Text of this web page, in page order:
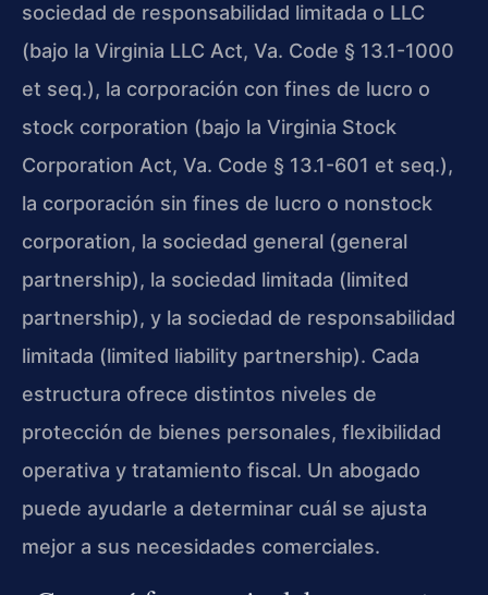
sociedad de responsabilidad limitada o LLC
(bajo la Virginia LLC Act, Va. Code § 13.1-1000
et seq.), la corporación con fines de lucro o
stock corporation (bajo la Virginia Stock
Corporation Act, Va. Code § 13.1-601 et seq.),
la corporación sin fines de lucro o nonstock
corporation, la sociedad general (general
partnership), la sociedad limitada (limited
partnership), y la sociedad de responsabilidad
limitada (limited liability partnership). Cada
estructura ofrece distintos niveles de
protección de bienes personales, flexibilidad
operativa y tratamiento fiscal. Un abogado
puede ayudarle a determinar cuál se ajusta
mejor a sus necesidades comerciales.